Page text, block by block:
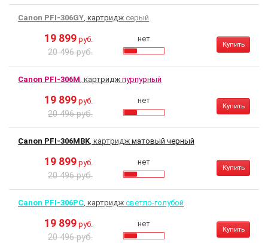
Canon PFI-306GY, картридж серый
19 899 руб.
20 496 руб.
нет
Купить
Canon PFI-306M, картридж пурпурный
19 899 руб.
20 496 руб.
нет
Купить
Canon PFI-306MBK, картридж матовый черный
19 899 руб.
20 496 руб.
нет
Купить
Canon PFI-306PC, картридж светло-голубой
19 899 руб.
20 496 руб.
нет
Купить